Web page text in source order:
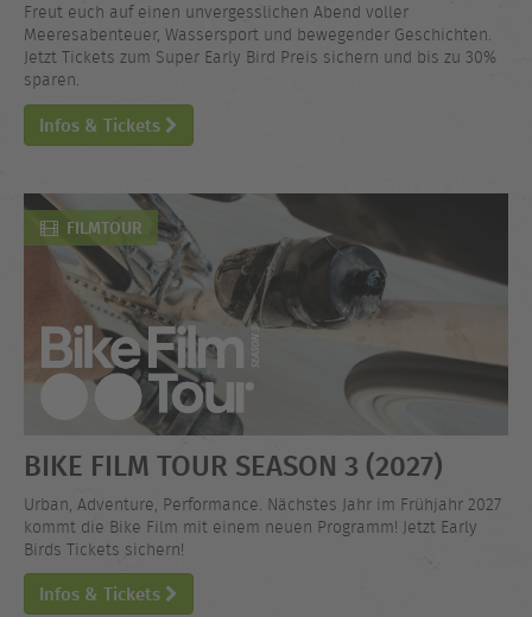
Freut euch auf einen unvergesslichen Abend voller
Meeresabenteuer, Wassersport und bewegender Geschichten.
Jetzt Tickets zum Super Early Bird Preis sichern und bis zu 30%
sparen.
Infos & Tickets
FILMTOUR
BIKE FILM TOUR SEASON 3 (2027)
Urban, Adventure, Performance. Nächstes Jahr im Frühjahr 2027
kommt die Bike Film mit einem neuen Programm! Jetzt Early
Birds Tickets sichern!
Infos & Tickets